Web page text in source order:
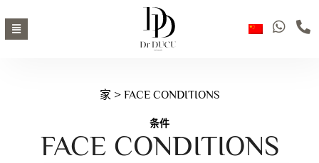
家 > FACE CONDITIONS
条件
FACE CONDITIONS